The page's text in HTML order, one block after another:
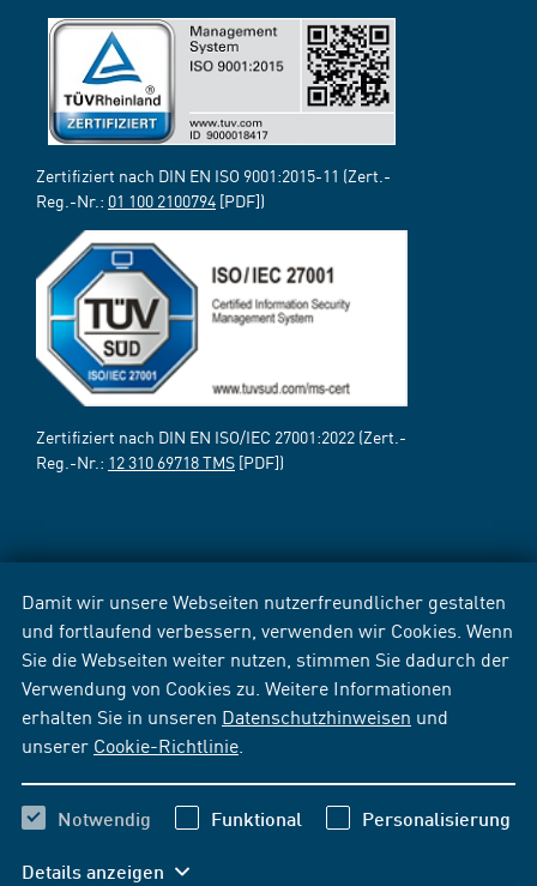
Damit wir unsere Webseiten nutzerfreundlicher gestalten
und fortlaufend verbessern, verwenden wir Cookies. Wenn
Sie die Webseiten weiter nutzen, stimmen Sie dadurch der
Verwendung von Cookies zu. Weitere Informationen
erhalten Sie in unseren Datenschutzhinweisen und
unserer Cookie-Richtlinie
Notwendig Funktional Personalisierung
Details anzeigen
Zertifiziert nach DIN EN ISO 9001:2015-11 (Zert.-
Reg.-Nr.: 01 100 2100794 [PDF])
Zertifiziert nach DIN EN ISO/IEC 27001:2022 (Zert.-
Reg.-Nr.: 12 310 69718 TMS [PDF])